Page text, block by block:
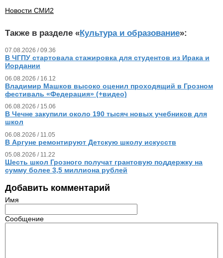
Новости СМИ2
Также в разделе «Культура и образование»:
07.08.2026 / 09.36
В ЧГПУ стартовала стажировка для студентов из Ирака и
Иордании
06.08.2026 / 16.12
Владимир Машков высоко оценил проходящий в Грозном
фестиваль «Федерация» (+видео)
06.08.2026 / 15.06
В Чечне закупили около 190 тысяч новых учебников для
школ
06.08.2026 / 11.05
В Аргуне ремонтируют Детскую школу искусств
05.08.2026 / 11.22
Шесть школ Грозного получат грантовую поддержку на
сумму более 3,5 миллиона рублей
Добавить комментарий
Имя
Сообщение